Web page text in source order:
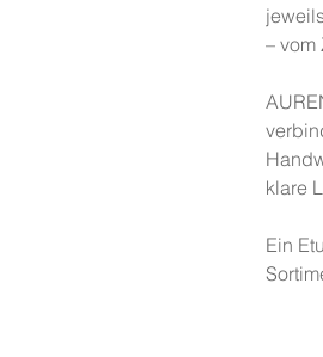
– vom
klare
Ein